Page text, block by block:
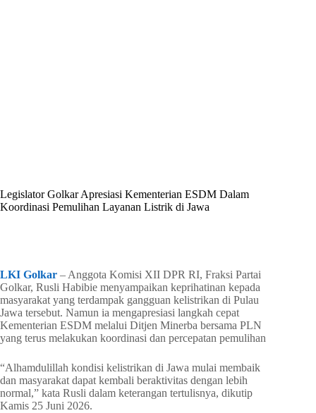
Legislator Golkar Apresiasi Kementerian ESDM Dalam
Koordinasi Pemulihan Layanan Listrik di Jawa
LKI Golkar – Anggota Komisi XII DPR RI, Fraksi Partai
Golkar, Rusli Habibie menyampaikan keprihatinan kepada
masyarakat yang terdampak gangguan kelistrikan di Pulau
Jawa tersebut. Namun ia mengapresiasi langkah cepat
Kementerian ESDM melalui Ditjen Minerba bersama PLN
yang terus melakukan koordinasi dan percepatan pemulihan
“Alhamdulillah kondisi kelistrikan di Jawa mulai membaik
dan masyarakat dapat kembali beraktivitas dengan lebih
normal,” kata Rusli dalam keterangan tertulisnya, dikutip
Kamis 25 Juni 2026.